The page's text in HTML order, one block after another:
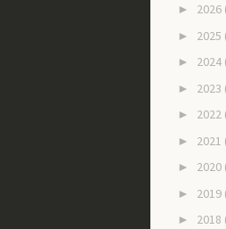
► 2026
► 2025
► 2024
► 2023
► 2022
► 2021
► 2020
► 2019
► 2018